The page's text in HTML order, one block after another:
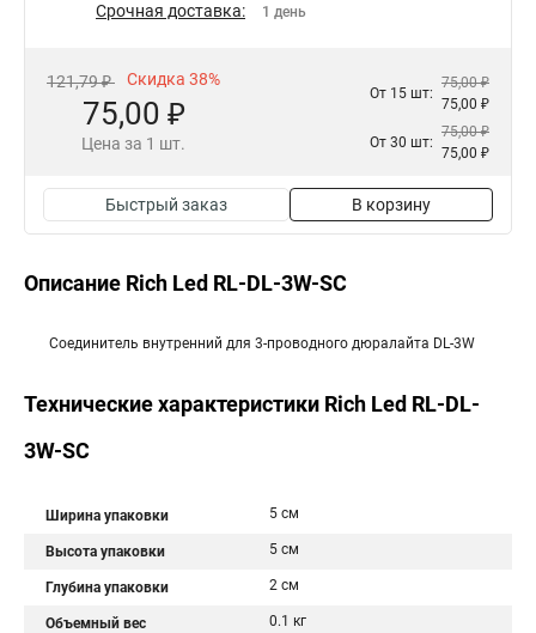
Срочная доставка: 1 день
121,79 ₽ Скидка 38%
75,00 ₽
Цена за 1 шт.
От 15 шт:
75,00 ₽
75,00 ₽
От 30 шт:
75,00 ₽
75,00 ₽
Быстрый заказ В корзину
Описание Rich Led RL-DL-3W-SC
Соединитель внутренний для 3-проводного дюралайта DL-3W
Технические характеристики Rich Led RL-DL-
3W-SC
Ширина упаковки 5 см
Высота упаковки 5 см
Глубина упаковки 2 см
Объемный вес 0.1 кг